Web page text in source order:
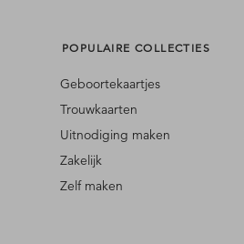
POPULAIRE COLLECTIES
Geboortekaartjes
Trouwkaarten
Uitnodiging maken
Zakelijk
Zelf maken